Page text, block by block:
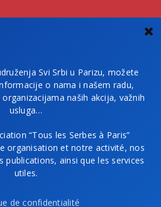
Svi Srbi u Parizu, možete
o nama i našem radu,
naših akcija, važnih
usluga…
“Tous les Serbes à Paris”
organisation et notre activité, nos
publications, ainsi que les services
utiles.
de confidentialité